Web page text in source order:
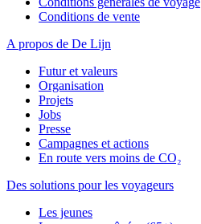
Conditions de vente
A propos de De Lijn
Futur et valeurs
Organisation
Projets
Jobs
Presse
Campagnes et actions
En route vers moins de CO₂
Des solutions pour les voyageurs
Les jeunes